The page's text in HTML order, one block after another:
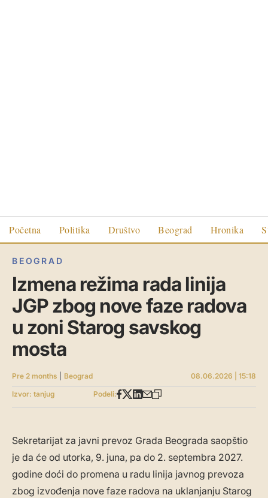
Početna Politika Društvo Beograd Hronika
BEOGRAD
Izmena režima rada linija
JGP zbog nove faze radova
u zoni Starog savskog
mosta
Pre 2 months Beograd
08.06.2026 | 15:18
Izvor: tanjug
Podeli:
Sekretarijat za javni prevoz Grada Beograda saopštio
je da će od utorka, 9. juna, pa do 2. septembra 2027.
godine doći do promena u radu linija javnog prevoza
zbog izvođenja nove faze radova na uklanjanju Starog